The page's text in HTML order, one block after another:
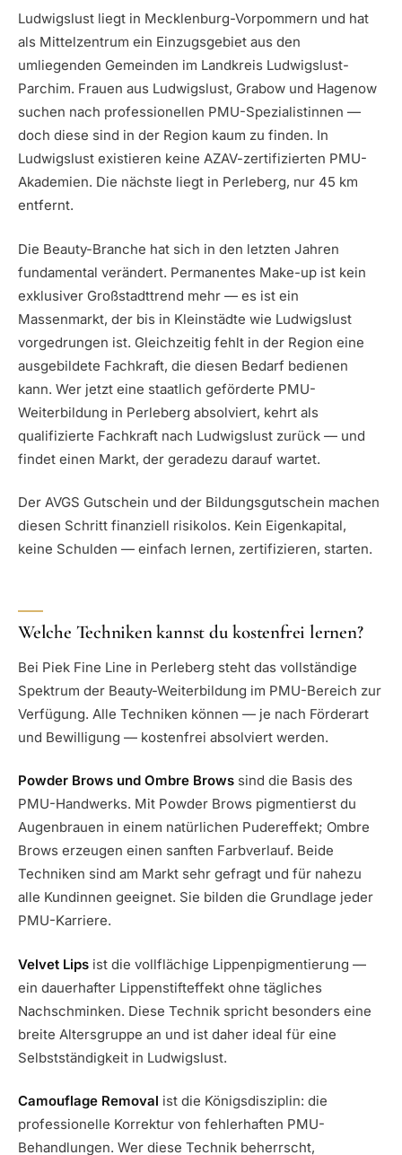
Ludwigslust liegt in Mecklenburg-Vorpommern und hat
als Mittelzentrum ein Einzugsgebiet aus den
umliegenden Gemeinden im Landkreis Ludwigslust-
Parchim. Frauen aus Ludwigslust, Grabow und Hagenow
suchen nach professionellen PMU-Spezialistinnen —
doch diese sind in der Region kaum zu finden. In
Ludwigslust existieren keine AZAV-zertifizierten PMU-
Akademien. Die nächste liegt in Perleberg, nur 45 km
entfernt.
Die Beauty-Branche hat sich in den letzten Jahren
fundamental verändert. Permanentes Make-up ist kein
exklusiver Großstadttrend mehr — es ist ein
Massenmarkt, der bis in Kleinstädte wie Ludwigslust
vorgedrungen ist. Gleichzeitig fehlt in der Region eine
ausgebildete Fachkraft, die diesen Bedarf bedienen
kann. Wer jetzt eine staatlich geförderte PMU-
Weiterbildung in Perleberg absolviert, kehrt als
qualifizierte Fachkraft nach Ludwigslust zurück — und
findet einen Markt, der geradezu darauf wartet.
Der AVGS Gutschein und der Bildungsgutschein machen
diesen Schritt finanziell risikolos. Kein Eigenkapital,
keine Schulden — einfach lernen, zertifizieren, starten.
Welche Techniken kannst du kostenfrei lernen?
Bei Piek Fine Line in Perleberg steht das vollständige
Spektrum der Beauty-Weiterbildung im PMU-Bereich zur
Verfügung. Alle Techniken können — je nach Förderart
und Bewilligung — kostenfrei absolviert werden.
Powder Brows und Ombre Brows sind die Basis des
PMU-Handwerks. Mit Powder Brows pigmentierst du
Augenbrauen in einem natürlichen Pudereffekt; Ombre
Brows erzeugen einen sanften Farbverlauf. Beide
Techniken sind am Markt sehr gefragt und für nahezu
alle Kundinnen geeignet. Sie bilden die Grundlage jeder
PMU-Karriere.
Velvet Lips ist die vollflächige Lippenpigmentierung —
ein dauerhafter Lippenstifteffekt ohne tägliches
Nachschminken. Diese Technik spricht besonders eine
breite Altersgruppe an und ist daher ideal für eine
Selbstständigkeit in Ludwigslust.
Camouflage Removal ist die Königsdisziplin: die
professionelle Korrektur von fehlerhaften PMU-
Behandlungen. Wer diese Technik beherrscht,